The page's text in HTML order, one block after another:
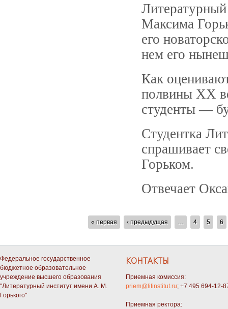
Максима
его
нем его
Как
полвины XX
студенты —
Студентка
спрашивает
Горьком.
Отвечает
« первая ‹ предыдущая 4 5 6
Федеральное государственное
бюджетное образовательное
учреждение высшего образования
"Литературный институт имени А. М.
Горького"
КОНТАКТЫ
Приемная комиссия:
priem@litinstitut.ru; +7 495 694-12-
Приемная ректора: